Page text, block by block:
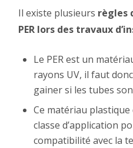
Il existe plusieurs règles
PER lors des travaux
Le PER est un
rayons UV, il faut
gainer si les tubes
Ce matériau
classe d’application
compatibilité avec la